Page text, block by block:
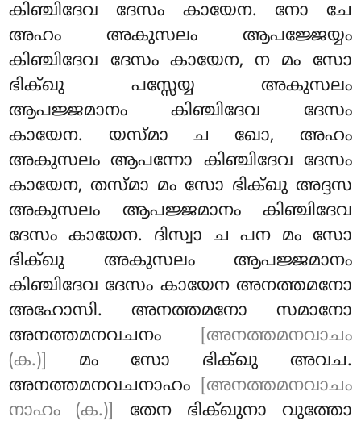
കിഞ്ചിദേവ ദേസം കായേന. നോ ചേ
അഹം അകുസലം ആപജ്ജേയ്യം
കിഞ്ചിദേവ ദേസം കായേന, ന മം സോ
ഭിക്ഖു പസ്സേയ്യ അകുസലം
ആപജ്ജമാനം കിഞ്ചിദേവ ദേസം
കായേന. യസ്മാ ച ഖോ, അഹം
അകുസലം ആപന്നോ കിഞ്ചിദേവ ദേസം
കായേന, തസ്മാ മം സോ ഭിക്ഖു അദ്ദസ
അകുസലം ആപജ്ജമാനം കിഞ്ചിദേവ
ദേസം കായേന. ദിസ്വാ ച പന മം സോ
ഭിക്ഖു അകുസലം ആപജ്ജമാനം
കിഞ്ചിദേവ ദേസം കായേന അനത്തമനോ
അഹോസി. അനത്തമനോ സമാനോ
അനത്തമനവചനം
[അനത്തമനവാചം
(ക.)]
മം സോ ഭിക്ഖു അവച.
അനത്തമനവചനാഹം
[അനത്തമനവാചം
നാഹം (ക.)]
തേന ഭിക്ഖുനാ വുത്തോ